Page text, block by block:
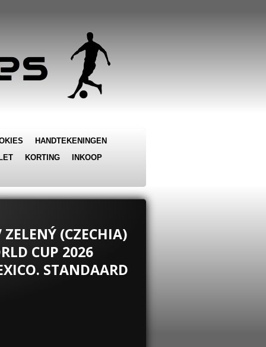
HANDTEKENINGEN
KORTING
INKOOP
(CZECHIA)
CUP 2026
STANDAARD